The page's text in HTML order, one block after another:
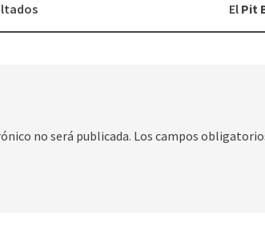
El Pit
no será publicada. Los campos